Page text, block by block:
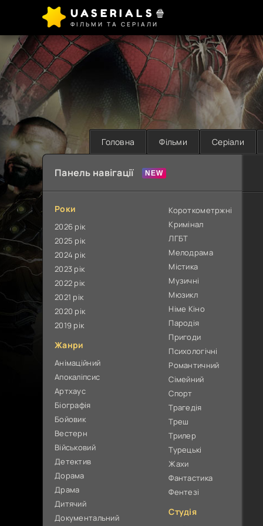
UASERIALS🍿
ФІЛЬМИ ТА СЕРІАЛИ
Головна Фільми Серіали
Панель навігації
Роки
2026 рік
2025 рік
2024 рік
2023 рік
2022 рік
2021 рік
2020 рік
2019 рік
Жанри
Анімаційний
Апокаліпсис
Артхаус
Біографія
Бойовик
Вестерн
Військовий
Детектив
Дорама
Драма
Дитячий
Документальний
Короткометржні
Кримінал
ЛГБТ
Мелодрама
Містика
Музичні
Мюзикл
Німе Кіно
Пародія
Пригоди
Психологічні
Романтичний
Сімейний
Спорт
Трагедія
Треш
Трилер
Турецькі
Жахи
Фантастика
Фентезі
Студія